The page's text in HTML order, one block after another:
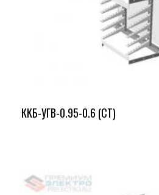
ККБ-УГВ-0.95-0.6 (СТ)